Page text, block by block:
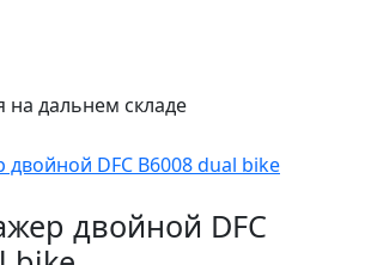
на дальнем складе
двойной DFC